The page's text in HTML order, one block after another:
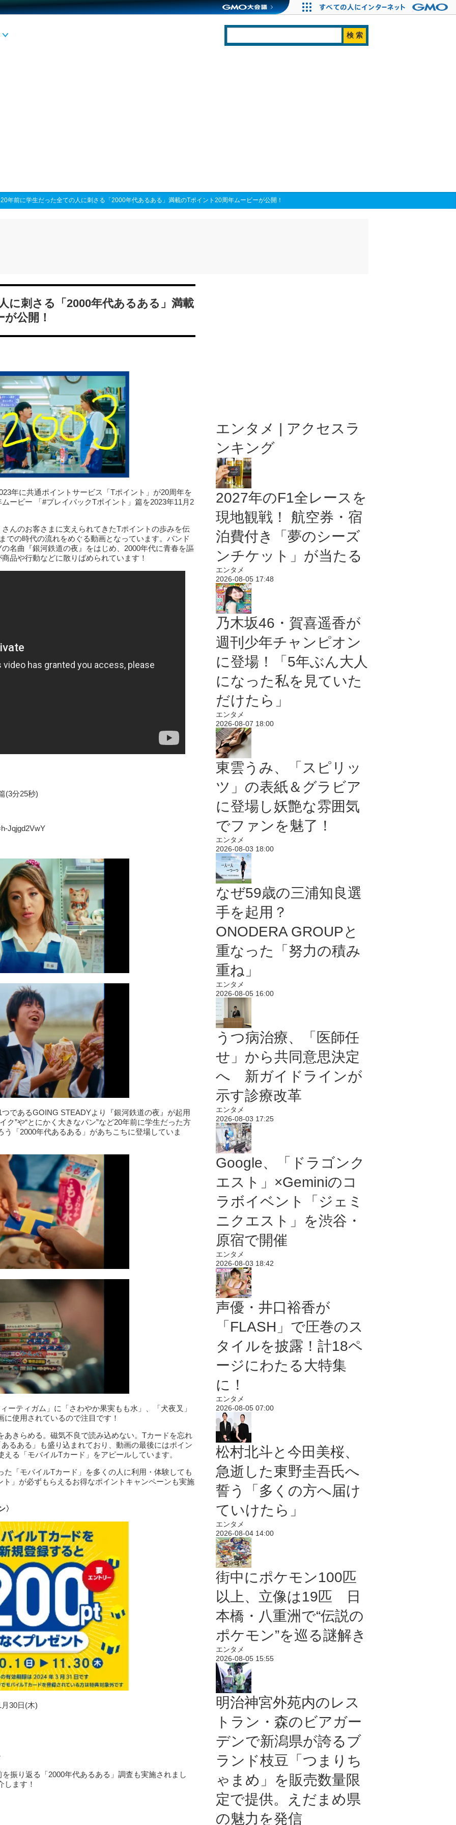
20年前に学生だった全ての人に刺さる「2000年代あるある」満載のTポイント20周年ムービーが公開！
に刺さる「2000年代あるある」満載
公開！
年に共通ポイントサービス「Tポイント」が20周年を
ービー 「#プレイバックTポイント」篇を2023年11月2
んのお客さまに支えられてきたTポイントの歩みを伝
での時代の流れをめぐる動画となっています。バンド
名曲『銀河鉄道の夜』をはじめ、2000年代に青春を謳
品や行動などに散りばめられています！
(3分25秒)
Jqjgd2VwY
であるGOING STEADYより『銀河鉄道の夜』が起用
ク”や“とにかく大きなパン”など20年前に学生だった方
「2000年代あるある」があちこちに登場していま
ーティガム」に「さわやか果実もも水」、「犬夜叉」
使用されているので注目です！
きらめる。磁気不良で読み込めない。Tカードを忘れ
るある」も盛り込まれており、動画の最後にはポイン
る「モバイルTカード」をアピールしています。
「モバイルTカード」を多くの人に利用・体験しても
」が必ずもらえるお得なポイントキャンペーンも実施
〉
30日(木)
振り返る「2000年代あるある」調査も実施されまし
します！
エンタメ | アクセスラ
ンキング
2027年のF1全レースを
現地観戦！ 航空券・宿
泊費付き「夢のシーズ
ンチケット」が当たる
エンタメ
2026-08-05 17:48
乃木坂46・賀喜遥香が
週刊少年チャンピオン
に登場！「5年ぶん大人
になった私を見ていた
だけたら」
エンタメ
2026-08-07 18:00
東雲うみ、「スピリッ
ツ」の表紙＆グラビア
に登場し妖艶な雰囲気
でファンを魅了！
エンタメ
2026-08-03 18:00
なぜ59歳の三浦知良選
手を起用？
ONODERA GROUPと
重なった「努力の積み
重ね」
エンタメ
2026-08-05 16:00
うつ病治療、「医師任
せ」から共同意思決定
へ 新ガイドラインが
示す診療改革
エンタメ
2026-08-03 17:25
Google、「ドラゴンク
エスト」×Geminiのコ
ラボイベント「ジェミ
ニクエスト」を渋谷・
原宿で開催
エンタメ
2026-08-03 18:42
声優・井口裕香が
「FLASH」で圧巻のス
タイルを披露！計18ペ
ージにわたる大特集
に！
エンタメ
2026-08-05 07:00
松村北斗と今田美桜、
急逝した東野圭吾氏へ
誓う「多くの方へ届け
ていけたら」
エンタメ
2026-08-04 14:00
街中にポケモン100匹
以上、立像は19匹 日
本橋・八重洲で“伝説の
ポケモン”を巡る謎解き
エンタメ
2026-08-05 15:55
明治神宮外苑内のレス
トラン・森のビアガー
デンで新潟県が誇るブ
ランド枝豆「つまりち
ゃまめ」を販売数量限
定で提供。えだまめ県
の魅力を発信